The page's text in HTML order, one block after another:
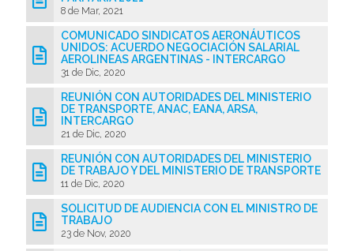
8 de Mar, 2021
COMUNICADO SINDICATOS AERONÁUTICOS
UNIDOS: ACUERDO NEGOCIACIÓN SALARIAL
AEROLINEAS ARGENTINAS - INTERCARGO
31 de Dic, 2020
REUNIÓN CON AUTORIDADES DEL MINISTERIO
DE TRANSPORTE, ANAC, EANA, ARSA,
INTERCARGO
21 de Dic, 2020
REUNIÓN CON AUTORIDADES DEL MINISTERIO
DE TRABAJO Y DEL MINISTERIO DE TRANSPORTE
11 de Dic, 2020
SOLICITUD DE AUDIENCIA CON EL MINISTRO DE
TRABAJO
23 de Nov, 2020